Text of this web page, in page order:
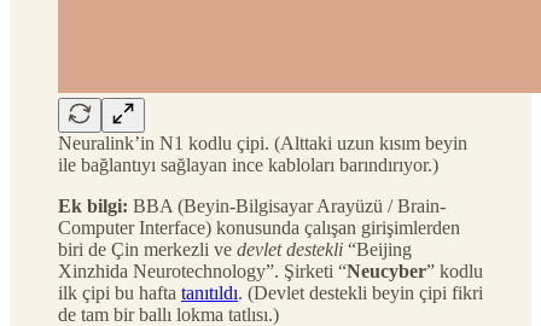
Neuralink’in N1 kodlu çipi. (Alttaki uzun kısım beyin
ile bağlantıyı sağlayan ince kabloları barındırıyor.)
Ek bilgi: BBA (Beyin-Bilgisayar Arayüzü / Brain-
Computer Interface) konusunda çalışan girişimlerden
biri de Çin merkezli ve devlet destekli “Beijing
Xinzhida Neurotechnology”. Şirketi “Neucyber” kodlu
ilk çipi bu hafta tanıtıldı. (Devlet destekli beyin çipi fikri
de tam bir ballı lokma tatlısı.)